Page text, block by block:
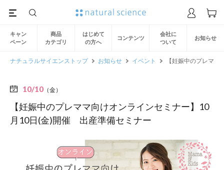
キャン
ペーン
商品
カテゴリ
はじめて
の方へ
コンテンツ
会社に
ついて
お知らせ
ナチュラルサイエンストップ お知らせ イベント 【妊娠中のプレマ
10/10 （金）
【妊娠中のプレママ向けオンラインセミナー】10
月10日(金)開催 出産準備セミナー